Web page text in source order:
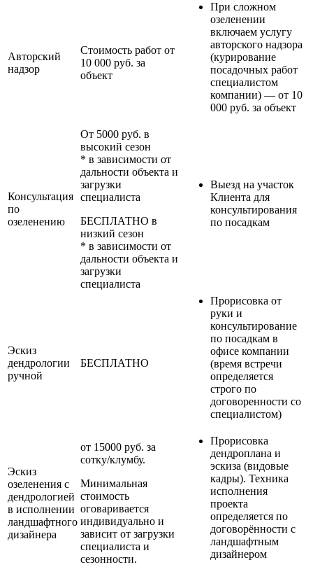
Авторский
надзор
Стоимость работ от
10 000 руб. за
объект
При сложном
озеленении
включаем услугу
авторского надзора
(курирование
посадочных работ
специалистом
компании) — от 10
000 руб. за объект
Консультация
по
озеленению
От 5000 руб. в
высокий сезон
* в зависимости от
дальности объекта и
загрузки
специалиста
БЕСПЛАТНО в
низкий сезон
* в зависимости от
дальности объекта и
загрузки
специалиста
Выезд на участок
Клиента для
консультирования
по посадкам
Эскиз
дендрологии
ручной
БЕСПЛАТНО
Прорисовка от
руки и
консультирование
по посадкам в
офисе компании
(время встречи
определяется
строго по
договоренности со
специалистом)
Эскиз
озеленения с
дендрологией
в исполнении
ландшафтного
дизайнера
от 15000 руб. за
сотку/клумбу.
Минимальная
стоимость
оговаривается
индивидуально и
зависит от загрузки
специалиста и
сезонности.
Прорисовка
дендроплана и
эскиза (видовые
кадры). Техника
исполнения
проекта
определяется по
договорённости с
ландшафтным
дизайнером